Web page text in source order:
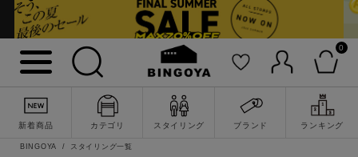
0
新着商品 カテゴリ スタイリング ブランド ランキング
詳細検索
BINGOYA スタイリング一覧